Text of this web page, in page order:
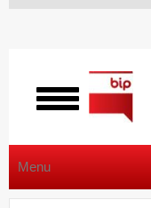
Włącz
menu
Menu